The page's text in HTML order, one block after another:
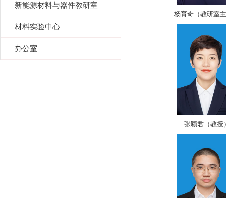
新能源材料与器件教研室
材料实验中心
办公室
杨育奇（教研室
张颖君（教授